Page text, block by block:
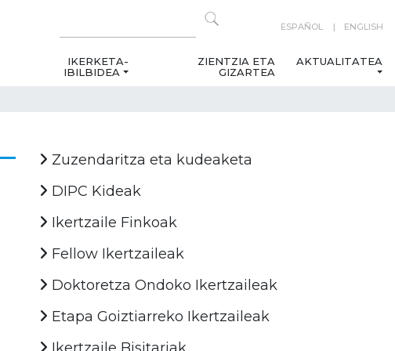
ESPAÑOL ENGLISH
IKERKETA-
IBILBIDEA
ZIENTZIA ETA
GIZARTEA
AKTUALITATEA
Zuzendaritza eta kudeaketa
DIPC Kideak
Ikertzaile Finkoak
Fellow Ikertzaileak
Doktoretza Ondoko Ikertzaileak
Etapa Goiztiarreko Ikertzaileak